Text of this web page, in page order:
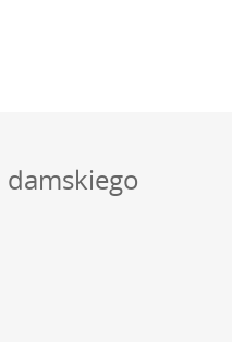
damskiego